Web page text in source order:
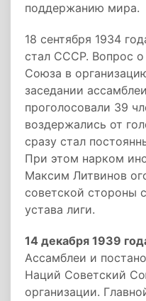
поддержанию мира.
18 сентября 1934
стал СССР. Вопрос о
Союза в
заседании
проголосовали 39
воздержались от
сразу стал
При этом нарком
Максим Литвинов
советской стороны
устава лиги.
14 декабря 1939
Ассамблеи и
Наций Советский
организации.